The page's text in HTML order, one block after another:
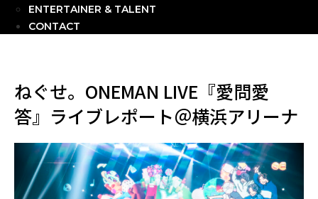
ENTERTAINER & TALENT
CONTACT
ねぐせ。ONEMAN LIVE『愛問愛
答』ライブレポート＠横浜アリーナ